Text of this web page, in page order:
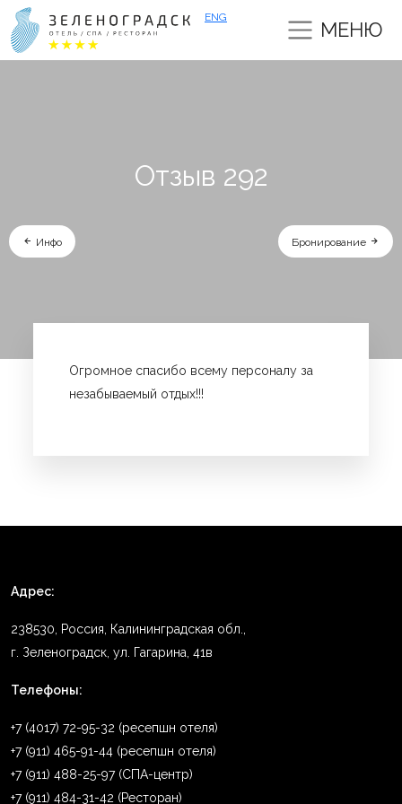
ENG
МЕНЮ
Отзыв 292
Инфо Бронирование
Огромное спасибо всему персоналу за
незабываемый отдых!!!
Адрес:
238530, Россия, Калининградская обл.,
г. Зеленоградск, ул. Гагарина, 41в
Телефоны:
+7 (4017) 72-95-32 (ресепшн отеля)
+7 (911) 465-91-44 (ресепшн отеля)
+7 (911) 488-25-97 (СПА-центр)
+7 (911) 484-31-42 (Ресторан)